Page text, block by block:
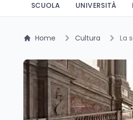
SCUOLA UNIVERSITÀ
Home Cultura